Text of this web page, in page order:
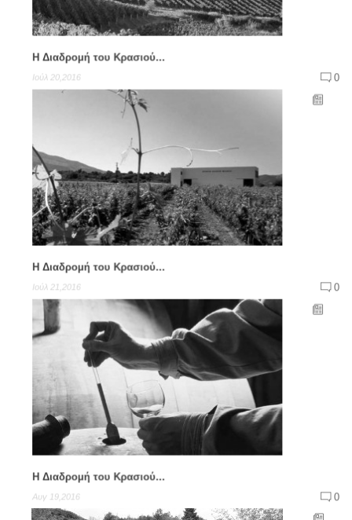
Η Διαδρομή του Κρασιού...
Ιούλ 20,2016 0
Η Διαδρομή του Κρασιού...
Ιούλ 21,2016 0
Η Διαδρομή του Κρασιού...
Αυγ 19,2016 0